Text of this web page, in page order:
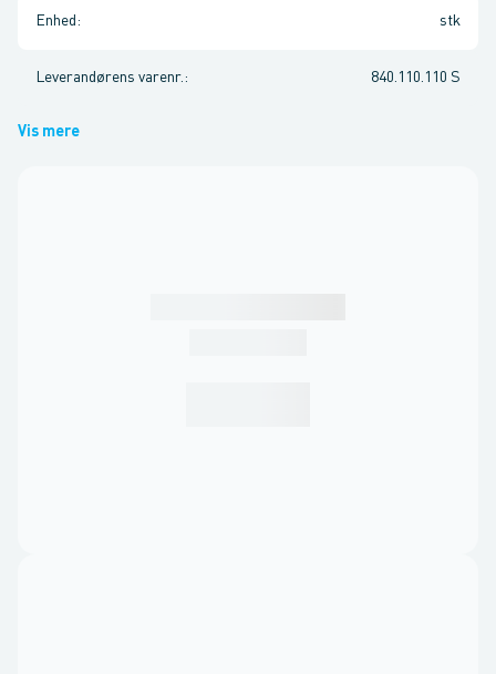
Enhed : stk
Leverandørens varenr. : 840.110.110 S
Vis mere